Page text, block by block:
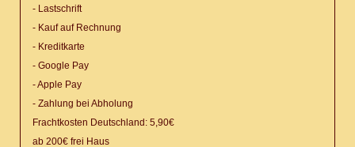
- Lastschrift
- Kauf auf Rechnung
- Kreditkarte
- Google Pay
- Apple Pay
- Zahlung bei Abholung
Frachtkosten Deutschland: 5,90€
ab 200€ frei Haus